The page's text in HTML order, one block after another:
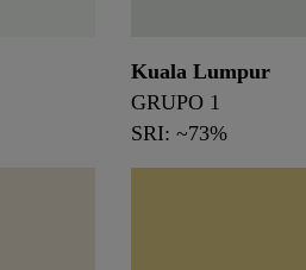
Kuala Lumpur
GRUPO 1
SRI: ~73%